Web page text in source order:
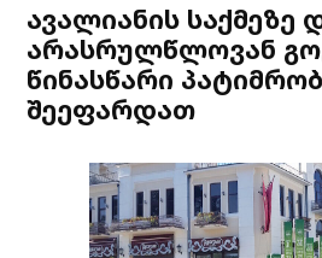
ავალიანის საქმეზე
არასრულწლოვან
წინასწარი
შეეფარდათ